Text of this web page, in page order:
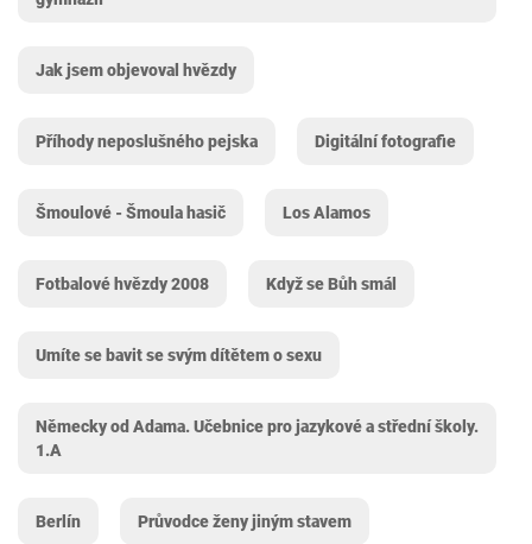
Jak jsem objevoval hvězdy
Příhody neposlušného pejska Digitální fotografie
Šmoulové - Šmoula hasič Los Alamos
Fotbalové hvězdy 2008 Když se Bůh smál
Umíte se bavit se svým dítětem o sexu
Německy od Adama. Učebnice pro jazykové a střední školy.
1.A
Berlín Průvodce ženy jiným stavem